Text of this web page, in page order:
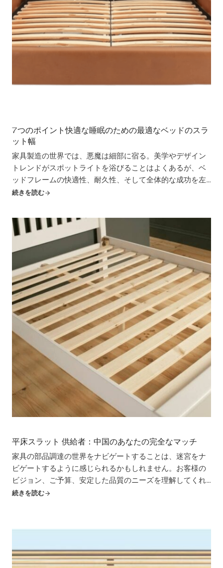
7つのポイント快適な睡眠のための最適なベッドのスラ
ット幅
家具製造の世界では、悪魔は細部に宿る。美学やデザイン
トレンドがスポットライトを浴びることはよくあるが、ベ
ッドフレームの快適性、耐久性、そして全体的な成功を左
右するのは、しばしば見落とされがちな部品である。マッ
続きを読む
平床スラット 供給者：中国のあなたの完全なマッチ
家具の部品調達の世界をナビゲートすることは、迷宮をナ
ビゲートするように感じられるかもしれません。お客様の
ビジョン、ご予算、安定した品質のニーズを理解してくれ
るサプライヤーが必要です。平らなベッド用スラットに関
続きを読む